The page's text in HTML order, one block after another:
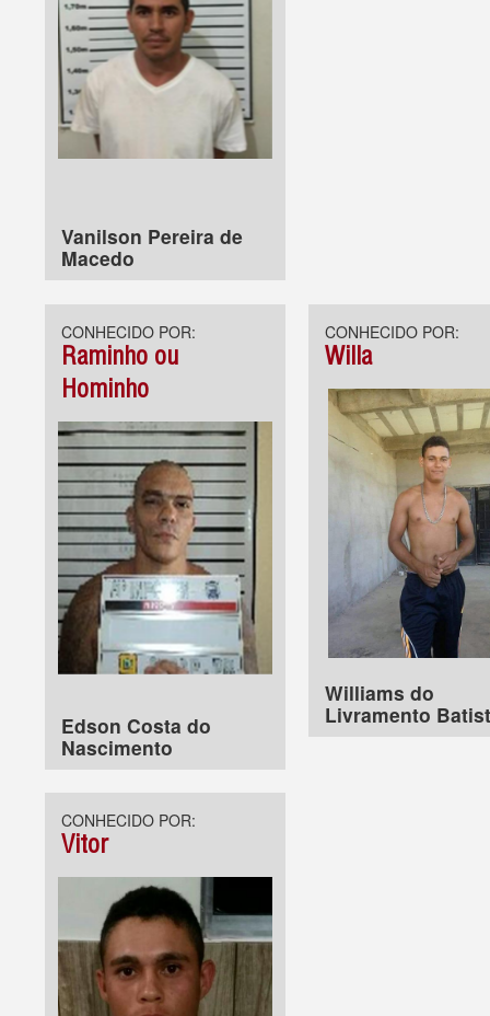
Vanilson Pereira de
Macedo
CONHECIDO POR:
Raminho ou
Hominho
Edson Costa do
Nascimento
CONHECIDO POR:
Willa
Williams do
Livramento
CONHECIDO POR:
Vitor